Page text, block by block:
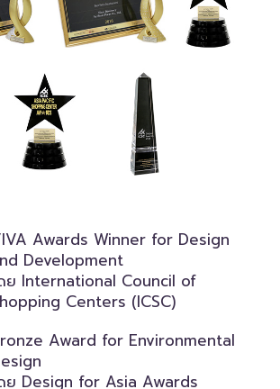
Awards Winner for Design
Development
ย International Council of
Centers (ICSC)
Award for Environmental
ย Design for Asia Awards